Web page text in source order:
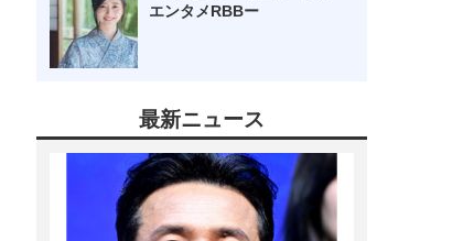
エンタメRBBー
最新ニュース